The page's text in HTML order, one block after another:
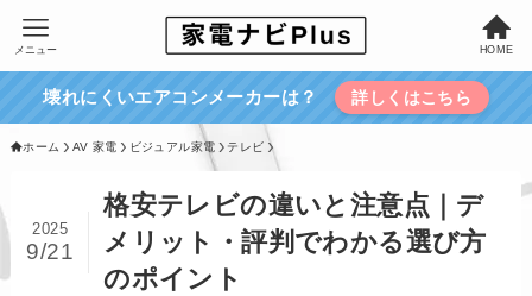
HOME
メニュー
壊れにくいエアコンメーカーは？ 詳しくはこちら
ホーム AV 家電 ビジュアル家電 テレビ
格安テレビの違いと注意点｜デ
メリット・評判でわかる選び方
のポイント
2025
9/21